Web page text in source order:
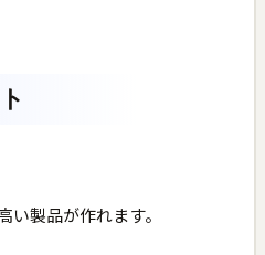
製品が作れます。